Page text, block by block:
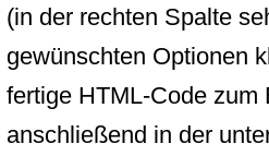
(in der rechten Spalte
gewünschten Optionen
fertige HTML-Code
anschließend in der